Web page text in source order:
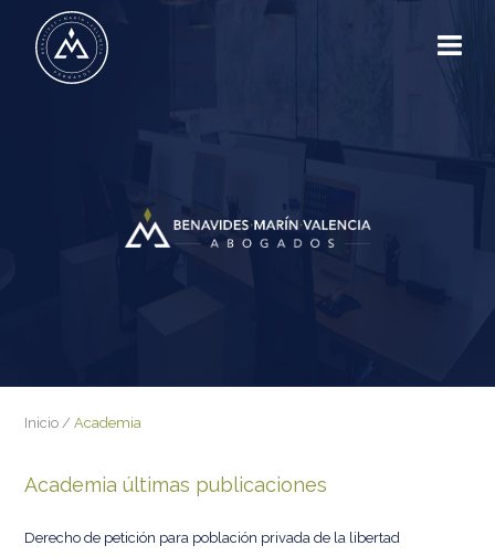
Inicio /Academia
Academia últimas publicaciones
Derecho de petición para población privada de la libertad